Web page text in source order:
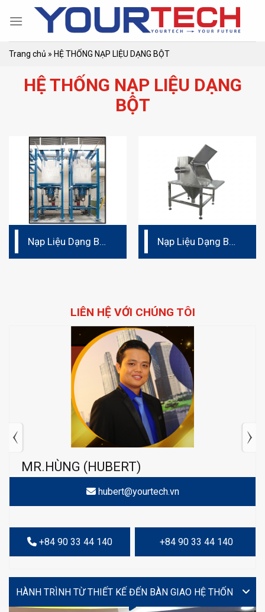
Trang chủ » HỆ THỐNG NẠP LIỆU DẠNG BỘT
HỆ THỐNG NẠP LIỆU DẠNG
BỘT
Nạp Liệu Dạng Bột
Nạp Liệu Dạng Bột
LIÊN HỆ VỚI CHÚNG TÔI
MR.HÙNG (HUBERT)
hubert@yourtech.vn
+84 90 33 44 140 +84 90 33 44 140
VIDEO